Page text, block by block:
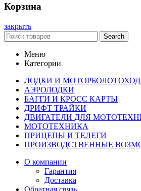
Корзина
закрыть
Search
Меню
Категории
ЛОДКИ И
АЭРОЛОДКИ
БАГГИ И КРОСС КАРТЫ
ДРИФТ ТРАЙКИ
ДВИГАТЕЛИ ДЛЯ
МОТОТЕХНИКА
ПРИЦЕПЫ И ТЕЛЕГИ
ПРОИЗВОДСТВЕННЫЕ
О компании
Гарантия
Доставка
Обратная связь